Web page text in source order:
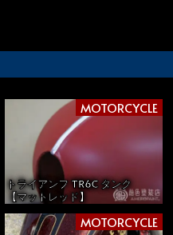
MOTORCYCLE
トライアンフ TR6C タンク
【マットレッド】
MOTORCYCLE